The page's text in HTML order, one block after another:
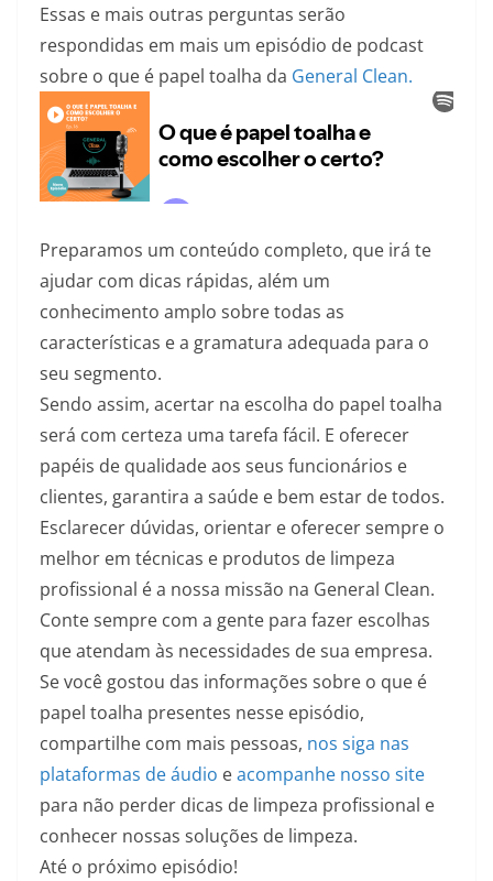
Essas e mais outras perguntas serão
respondidas em mais um episódio de podcast
sobre o que é papel toalha da General Clean.
Preparamos um conteúdo completo, que irá te
ajudar com dicas rápidas, além um
conhecimento amplo sobre todas as
características e a gramatura adequada para o
seu segmento.
Sendo assim, acertar na escolha do papel toalha
será com certeza uma tarefa fácil. E oferecer
papéis de qualidade aos seus funcionários e
clientes, garantira a saúde e bem estar de todos.
Esclarecer dúvidas, orientar e oferecer sempre o
melhor em técnicas e produtos de limpeza
profissional é a nossa missão na General Clean.
Conte sempre com a gente para fazer escolhas
que atendam às necessidades de sua empresa.
Se você gostou das informações sobre o que é
papel toalha presentes nesse episódio,
compartilhe com mais pessoas, nos siga nas
plataformas de áudio eacompanhe nosso site
para não perder dicas de limpeza profissional e
conhecer nossas soluções de limpeza.
Até o próximo episódio!